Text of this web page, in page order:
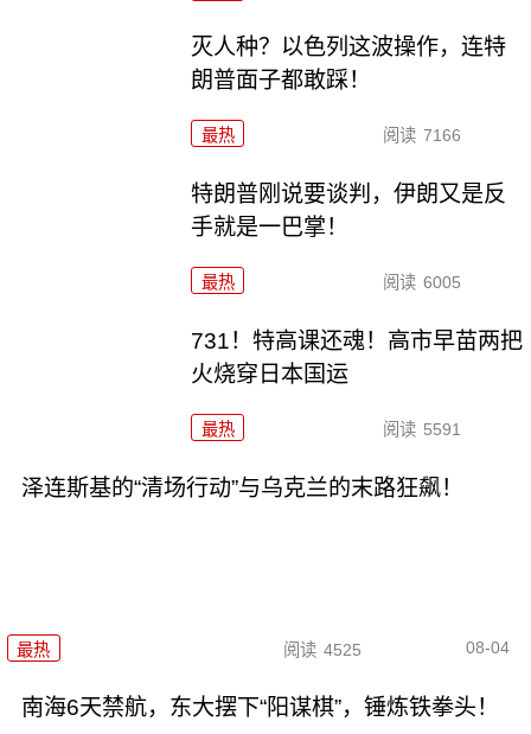
灭人种？以色列这波操作，连特
朗普面子都敢踩！
最热 阅读 7166
特朗普刚说要谈判，伊朗又是反
手就是一巴掌！
最热 阅读 6005
731！特高课还魂！高市早苗两把
火烧穿日本国运
最热 阅读 5591
泽连斯基的“清场行动”与乌克兰的末路狂飙！
最热 阅读 4525 08-04
南海6天禁航，东大摆下“阳谋棋”，锤炼铁拳头！